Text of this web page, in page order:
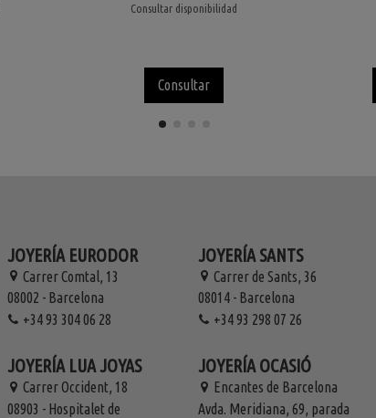
Consultar disponibilidad
Consultar
JOYERÍA EURODOR
Carrer Comtal, 13
08002 - Barcelona
+34 93 304 06 28
JOYERÍA SANTS
Carrer de Sants, 36
08014 - Barcelona
+34 93 298 07 26
JOYERÍA LUA JOYAS
Carrer Occident, 18
08903 - Hospitalet de
JOYERÍA OCASIÓ
Encantes de Barcelona
Avda. Meridiana, 69, parada